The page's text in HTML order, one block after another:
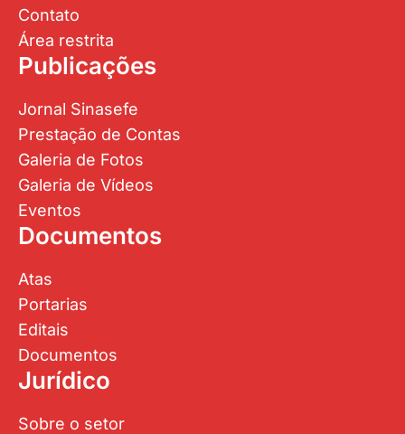
Contato
Área restrita
Publicações
Jornal Sinasefe
Prestação de Contas
Galeria de Fotos
Galeria de Vídeos
Eventos
Documentos
Atas
Portarias
Editais
Documentos
Jurídico
Sobre o setor